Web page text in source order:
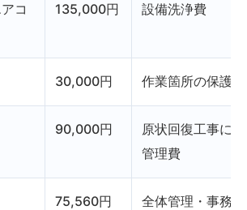
コ
135,000円 設備洗浄費
30,000円 作業箇所の保護
90,000円
原状回復工事に
管理費
75,560円
全体管理・事務